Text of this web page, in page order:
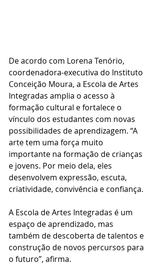
De acordo com Lorena Tenório,
coordenadora-executiva do Instituto
Conceição Moura, a Escola de Artes
Integradas amplia o acesso à
formação cultural e fortalece o
vínculo dos estudantes com novas
possibilidades de aprendizagem. “A
arte tem uma força muito
importante na formação de crianças
e jovens. Por meio dela, eles
desenvolvem expressão, escuta,
criatividade, convivência e confiança.
A Escola de Artes Integradas é um
espaço de aprendizado, mas
também de descoberta de talentos e
construção de novos percursos para
o futuro”, afirma.